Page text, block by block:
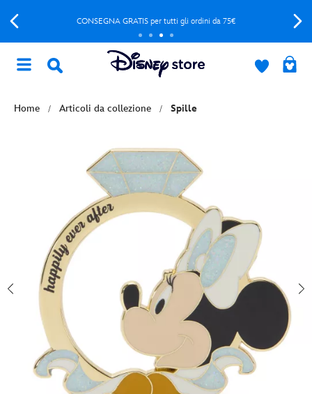
CONSEGNA GRATIS per tutti gli ordini da 75€
Home Articoli da collezione Spille